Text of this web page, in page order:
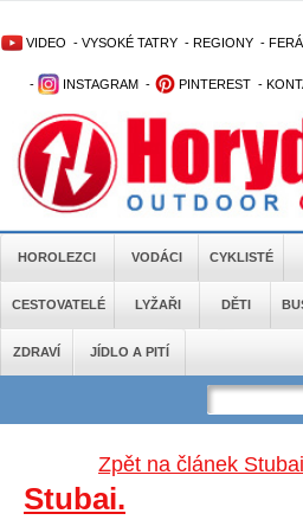
VIDEO - VYSOKÉ TATRY - REGIONY -
- INSTAGRAM - PINTEREST -
HOROLEZCI VODÁCI CYKLISTÉ
CESTOVATELÉ LYŽAŘI DĚTI
ZDRAVÍ JÍDLO A PITÍ
Zpět na článek
Stubai.